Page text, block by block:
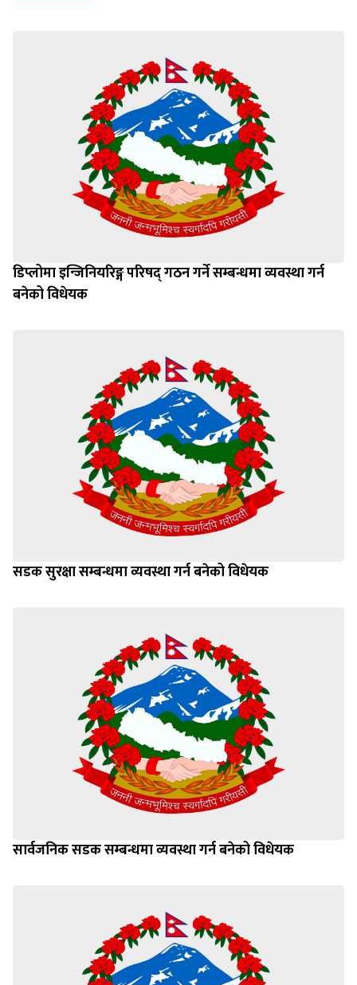
डिप्लोमा इन्जिनियरिङ्ग परिषद् गठन गर्ने सम्बन्धमा व्यवस्था गर्न
बनेको विधेयक
सडक सुरक्षा सम्बन्धमा व्यवस्था गर्न बनेको विधेयक
सार्वजनिक सडक सम्बन्धमा व्यवस्था गर्न बनेको विधेयक